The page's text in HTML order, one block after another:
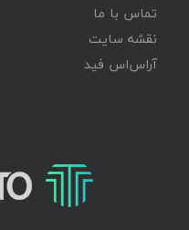
تماس با ما
نقشه سایت
آر‌اس‌اس فید
تکراتو – زندگی با تکنولوژی